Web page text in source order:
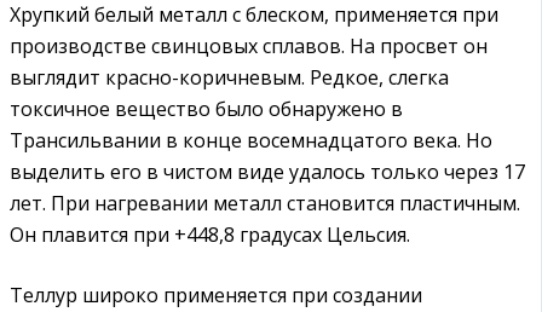
Хрупкий белый металл с блеском, применяется при
производстве свинцовых сплавов. На просвет он
выглядит красно-коричневым. Редкое, слегка
токсичное вещество было обнаружено в
Трансильвании в конце восемнадцатого века. Но
выделить его в чистом виде удалось только через 17
лет. При нагревании металл становится пластичным.
Он плавится при +448,8 градусах Цельсия.
Теллур широко применяется при создании